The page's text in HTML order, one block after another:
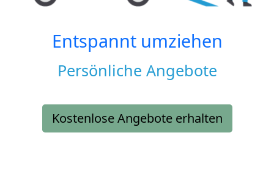
Entspannt umziehen
Persönliche Angebote
Kostenlose Angebote erhalten